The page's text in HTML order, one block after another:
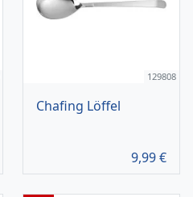
129808
Chafing Löffel
9,99€